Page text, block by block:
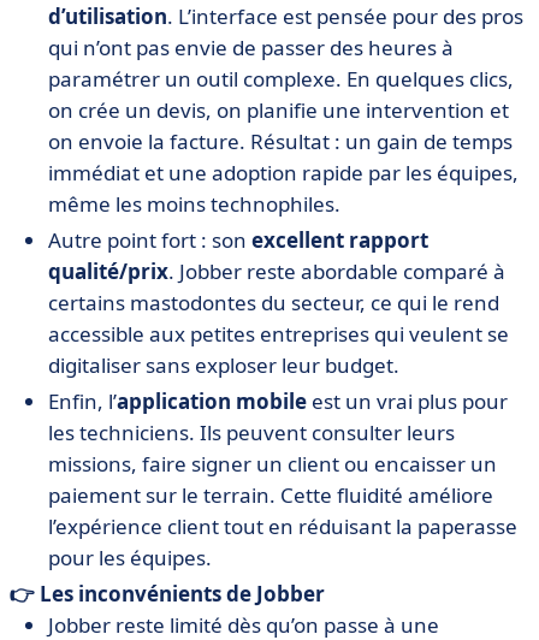
d’utilisation. L’interface est pensée pour des pros
qui n’ont pas envie de passer des heures à
paramétrer un outil complexe. En quelques clics,
on crée un devis, on planifie une intervention et
on envoie la facture. Résultat : un gain de temps
immédiat et une adoption rapide par les équipes,
même les moins technophiles.
Autre point fort : son excellent rapport
qualité/prix. Jobber reste abordable comparé à
certains mastodontes du secteur, ce qui le rend
accessible aux petites entreprises qui veulent se
digitaliser sans exploser leur budget.
Enfin, l’application mobile est un vrai plus pour
les techniciens. Ils peuvent consulter leurs
missions, faire signer un client ou encaisser un
paiement sur le terrain. Cette fluidité améliore
l’expérience client tout en réduisant la paperasse
pour les équipes.
👉 Les inconvénients de Jobber
Jobber reste limité dès qu’on passe à une